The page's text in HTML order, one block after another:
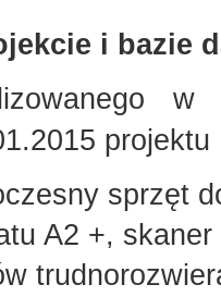
i bazie
w
projektu
sprzęt
A2 +,